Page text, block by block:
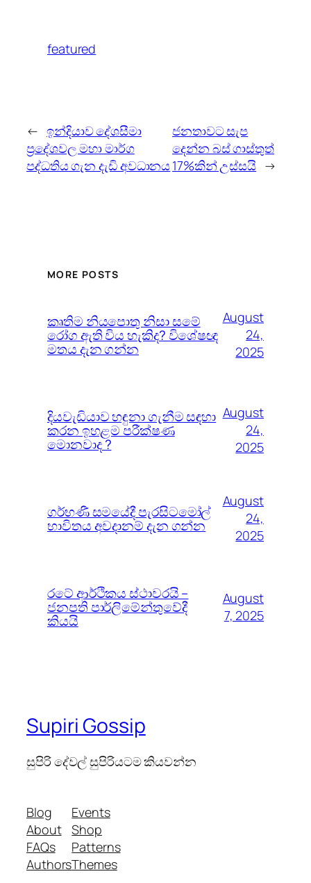
featured
← ඉන්දියාව දේශසීමා
ප්‍රදේශවල මහා මාර්ග
පද්ධතිය ගැන දැඩි අවධානය
ජනතාවට සැප
දෙන්න බස් ගාස්තුත්
17%කින් උස්සයි →
MORE POSTS
කෘතිම නියපොතු නිසා සමේ
රෝග ඇති විය හැකිද? විශේෂඥ
මතය දැන ගන්න
August
24,
2025
දියවැඩියාව හඳුනා ගැනීම සඳහා
කරන ඉහළම පරීක්ෂණ
මොනවාද ?
August
24,
2025
ගර්භණී සමයේදී පැරසිටමෝල්
භාවිතය අවදානම් දැන ගන්න
August
24,
2025
රටේ ආර්ථිකය ස්ථාවරයි –
ජනපති පාර්ලිමේන්තුවේදී
කියයි
August
7, 2025
Supiri Gossip
සුපිරි දේවල් සුපිරියටම කියවන්න
Blog
About
FAQs
Authors
Events
Shop
Patterns
Themes